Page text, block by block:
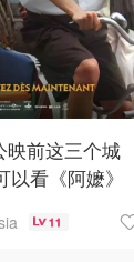
前这三个城
以看《阿嬷》
11